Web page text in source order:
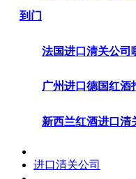
到门
法国进口清关公司
广州进口德国红酒
新西兰红酒进口清
进口清关公司